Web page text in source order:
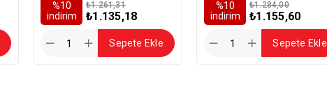
%10
i̇ndirim
₺1.135,18
₺1.261,31
Sepete Ekle
%10
i̇ndirim
₺1.155,60
₺1.284,00
Sepete Ekle